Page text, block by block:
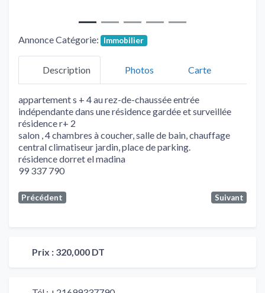
Annonce Catégorie: Immobilier
Description Photos Carte
appartement s + 4 au rez-de-chaussée entrée
indépendante dans une résidence gardée et surveillée
résidence r+ 2
salon , 4 chambres à coucher, salle de bain, chauffage
central climatiseur jardin, place de parking.
résidence dorret el madina
99 337 790
Précédent Suivant
Prix : 320,000 DT